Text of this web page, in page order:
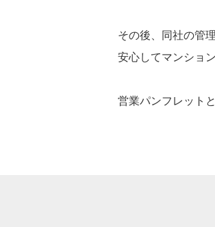
その後、同社の管
安心してマンショ
営業パンフレット